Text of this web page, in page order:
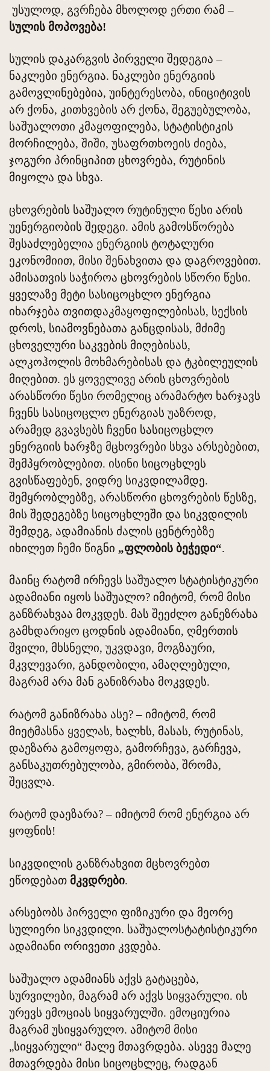
უსულოდ, გვრჩება მხოლოდ ერთი რამ –
სულის მოპოვება!
სულის დაკარგვის პირველი შედეგია –
ნაკლები ენერგია. ნაკლები ენერგიის
გამოვლინებებია, უინტერესობა, ინიციტივის
არ ქონა, კითხვების არ ქონა, შეგუებულობა,
საშუალოთი კმაყოფილება, სტატისტიკის
მორჩილება, შიში, უსაფრთხოეის ძიება,
ჯოგური პრინციპით ცხოვრება, რუტინის
მიყოლა და სხვა.
ცხოვრების საშუალო რუტინული წესი არის
უენერგიობის შედეგი. ამის გამოსწორება
შესაძლებელია ენერგიის ტოტალური
ეკონომიით, მისი შენახვითა და დაგროვებით.
ამისათვის საჭიროა ცხოვრების სწორი წესი.
ყველაზე მეტი სასიცოცხლო ენერგია
იხარჯება თვითდაკმაყოფილებისას, სექსის
დროს, სიამოვნებათა განცდისას, მძიმე
ცხოველური საკვების მიღებისას,
ალკოჰოლის მოხმარებისას და ტკბილეულის
მიღებით. ეს ყოველივე არის ცხოვრების
არასწორი წესი რომელიც არამარტო ხარჯავს
ჩვენს სასიცოცლო ენერგიას უაზროდ,
არამედ გვავსებს ჩვენი სასიცოცხლო
ენერგიის ხარჯზე მცხოვრები სხვა არსებებით,
შემპყრობლებით. ისინი სიცოცხლეს
გვისწაფებენ, ვიდრე სიკვდილამდე.
შემყრობლებზე, არასწორი ცხოვრების წესზე,
მის შედეგებზე სიცოცხლეში და სიკვდილის
შემდეგ, ადამიანის ძალის ცენტრებზე
იხილეთ ჩემი წიგნი „ფლობის ბეჭედი“.
მაინც რატომ ირჩევს საშუალო სტატისტიკური
ადამიანი იყოს საშუალო? იმიტომ, რომ მისი
განზრახვაა მოკვდეს. მას შეეძლო განეზრახა
გამხდარიყო ცოდნის ადამიანი, ღმერთის
შვილი, მხსნელი, უკვდავი, მოგზაური,
მკვლევარი, განდობილი, ამაღლებული,
მაგრამ არა მან განიზრახა მოკვდეს.
რატომ განიზრახა ასე? – იმიტომ, რომ
მიეტმასნა ყველას, ხალხს, მასას, რუტინას,
დაეზარა გამოყოფა, გამორჩევა, გარჩევა,
განსაკუთრებულობა, გმირობა, შრომა,
შეცვლა.
რატომ დაეზარა? – იმიტომ რომ ენერგია არ
ყოფნის!
სიკვდილის განზრახვით მცხოვრებთ
ეწოდებათ მკვდრები.
არსებობს პირველი ფიზიკური და მეორე
სულიერი სიკვდილი. საშუალოსტატისტიკური
ადამიანი ორივეთი კვდება.
საშუალო ადამიანს აქვს გატაცება,
სურვილები, მაგრამ არ აქვს სიყვარული. ის
ურევს ემოციას სიყვარულში. ემოციურია
მაგრამ უსიყვარულო. ამიტომ მისი
„სიყვარული“ მალე მთავრდება. ასევე მალე
მთავრდება მისი სიცოცხლეც, რადგან